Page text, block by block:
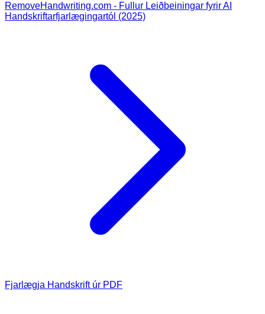
RemoveHandwriting.com - Fullur Leiðbeiningar fyrir AI
Handskriftarfjarlægingartól (2025)
Fjarlægja Handskrift úr PDF